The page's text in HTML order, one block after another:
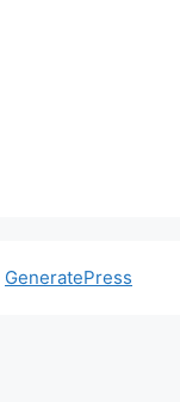
GeneratePress